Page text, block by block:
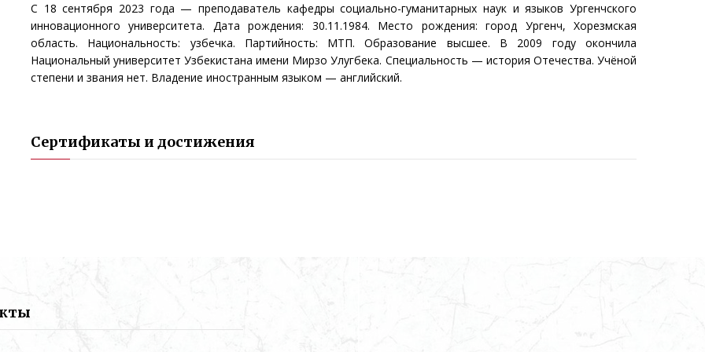
С 18 сентября 2023 года — преподаватель кафедры социально-гуманитарных наук и языков Ургенчского
инновационного университета. Дата рождения: 30.11.1984. Место рождения: город Ургенч, Хорезмская
область. Национальность: узбечка. Партийность: МТП. Образование высшее. В 2009 году окончила
Национальный университет Узбекистана имени Мирзо Улугбека. Специальность — история Отечества. Учёной
степени и звания нет. Владение иностранным языком — английский.
Сертификаты и достижения